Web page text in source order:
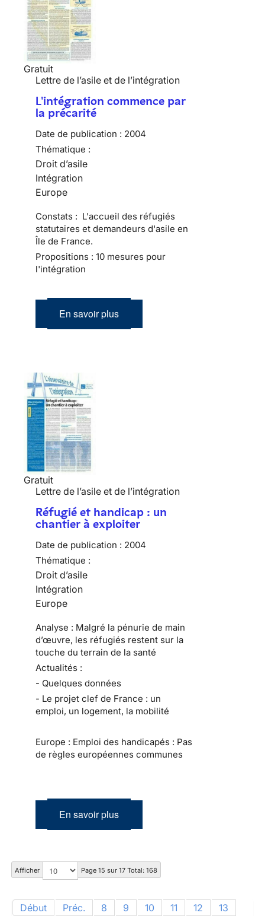
Gratuit
Lettre de l’asile et de l’intégration
L'intégration commence par
la précarité
Date de publication : 2004
Thématique :
Droit d’asile
Intégration
Europe
Constats : L'accueil des réfugiés
statutaires et demandeurs d'asile en
Île de France.
Propositions : 10 mesures pour
l'intégration
En savoir plus
Gratuit
Lettre de l’asile et de l’intégration
Réfugié et handicap : un
chantier à exploiter
Date de publication : 2004
Thématique :
Droit d’asile
Intégration
Europe
Analyse : Malgré la pénurie de main
d’œuvre, les réfugiés restent sur la
touche du terrain de la santé
Actualités :
- Quelques données
- Le projet clef de France : un
emploi, un logement, la mobilité
Europe : Emploi des handicapés : Pas
de règles européennes communes
En savoir plus
Afficher Page 15 sur 17 Total: 168
Début Préc. 8 9 10 11 12 13